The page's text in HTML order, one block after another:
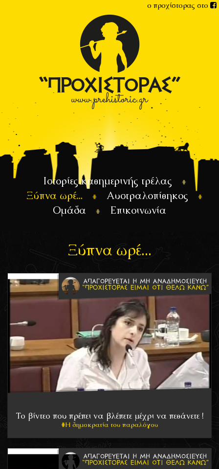
ο προχίστορας στο
Ιστορίες καθημερινής τρέλας
Ξύπνα ωρέ...
Αυστραλοπίθηκος
Ομάδα
Επικοινωνία
Ξύπνα ωρέ...
To βίντεο που πρέπει να βλέπετε μέχρι να πεθάνετε !
Η δημοκρατία του παραλόγου